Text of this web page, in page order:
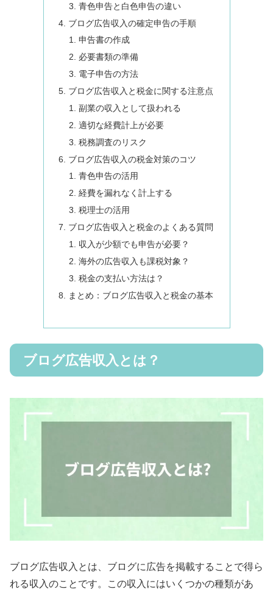
青色申告と白色申告の違い
ブログ広告収入の確定申告の手順
申告書の作成
必要書類の準備
電子申告の方法
ブログ広告収入と税金に関する注意点
副業の収入として扱われる
適切な経費計上が必要
税務調査のリスク
ブログ広告収入の税金対策のコツ
青色申告の活用
経費を漏れなく計上する
税理士の活用
ブログ広告収入と税金のよくある質問
収入が少額でも申告が必要？
海外の広告収入も課税対象？
税金の支払い方法は？
まとめ：ブログ広告収入と税金の基本
ブログ広告収入とは？
ブログ広告収入とは、ブログに広告を掲載することで得ら
れる収入のことです。この収入にはいくつかの種類があ